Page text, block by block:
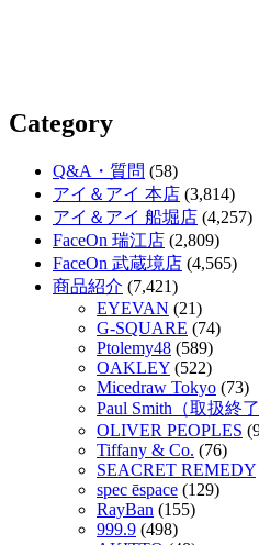
Category
Q&A・質問 (58)
アイ＆アイ 本店 (3,814)
アイ＆アイ 船堀店 (4,257)
FaceOn 瑞江店 (2,809)
FaceOn 武蔵境店 (4,565)
商品紹介 (7,421)
EYEVAN (21)
G-SQUARE (74)
Ptolemy48 (589)
OAKLEY (522)
Micedraw Tokyo (73)
Paul Smith（取扱終了
OLIVER PEOPLES
Tiffany & Co. (76)
SEACRET REMEDY
spec ēspace (129)
RayBan (155)
999.9 (498)